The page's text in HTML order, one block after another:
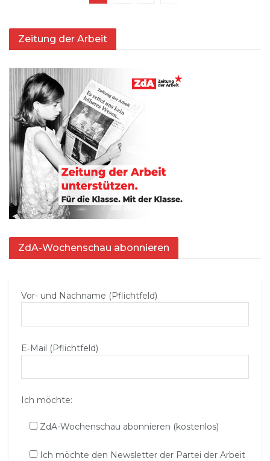
Zeitung der Arbeit
ZdA-Wochenschau abonnieren
Vor- und Nachname (Pflichtfeld)
E‑Mail (Pflichtfeld)
Ich möchte:
ZdA-Wochenschau abonnieren (kostenlos)
Ich möchte den Newsletter der Partei der Arbeit